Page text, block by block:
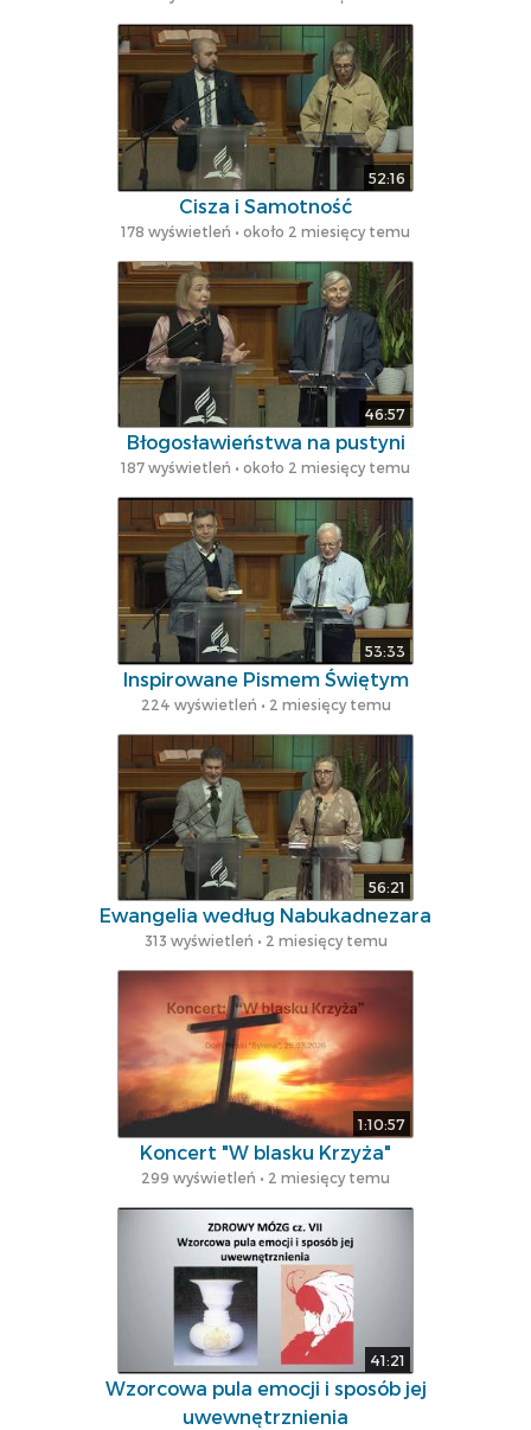
52:16
Cisza i Samotność
178 wyświetleń • około 2 miesięcy temu
46:57
Błogosławieństwa na pustyni
187 wyświetleń • około 2 miesięcy temu
53:33
Inspirowane Pismem Świętym
224 wyświetleń • 2 miesięcy temu
56:21
Ewangelia według Nabukadnezara
313 wyświetleń • 2 miesięcy temu
1:10:57
Koncert "W blasku Krzyża"
299 wyświetleń • 2 miesięcy temu
41:21
Wzorcowa pula emocji i sposób jej
uwewnętrznienia